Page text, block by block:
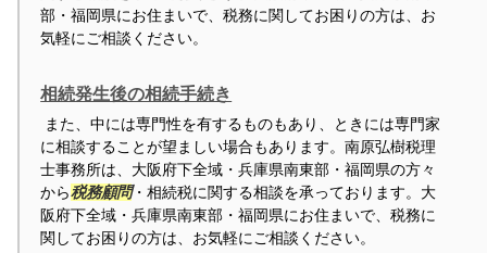
部・福岡県にお住まいで、税務に関してお困りの方は、お
気軽にご相談ください。
相続発生後の相続手続き
また、中には専門性を有するものもあり、ときには専門家
に相談することが望ましい場合もあります。南原弘樹税理
士事務所は、大阪府下全域・兵庫県南東部・福岡県の方々
から税務顧問・相続税に関する相談を承っております。大
阪府下全域・兵庫県南東部・福岡県にお住まいで、税務に
関してお困りの方は、お気軽にご相談ください。